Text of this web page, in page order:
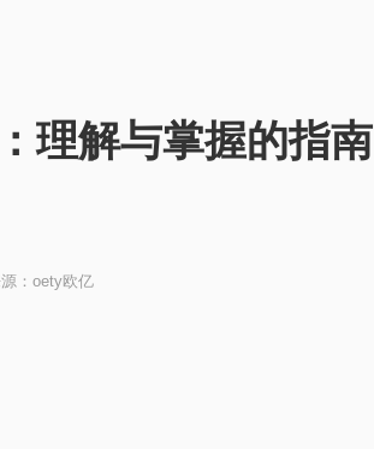
理解与掌握的指南
：oety欧亿